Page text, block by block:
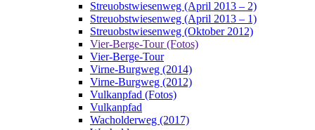
Streuobstwiesenweg (April 2013 – 2)
Streuobstwiesenweg (April 2013 – 1)
Streuobstwiesenweg (Oktober 2012)
Vier-Berge-Tour (Fotos)
Vier-Berge-Tour
Virne-Burgweg (2014)
Virne-Burgweg (2012)
Vulkanpfad (Fotos)
Vulkanpfad
Wacholderweg (2017)